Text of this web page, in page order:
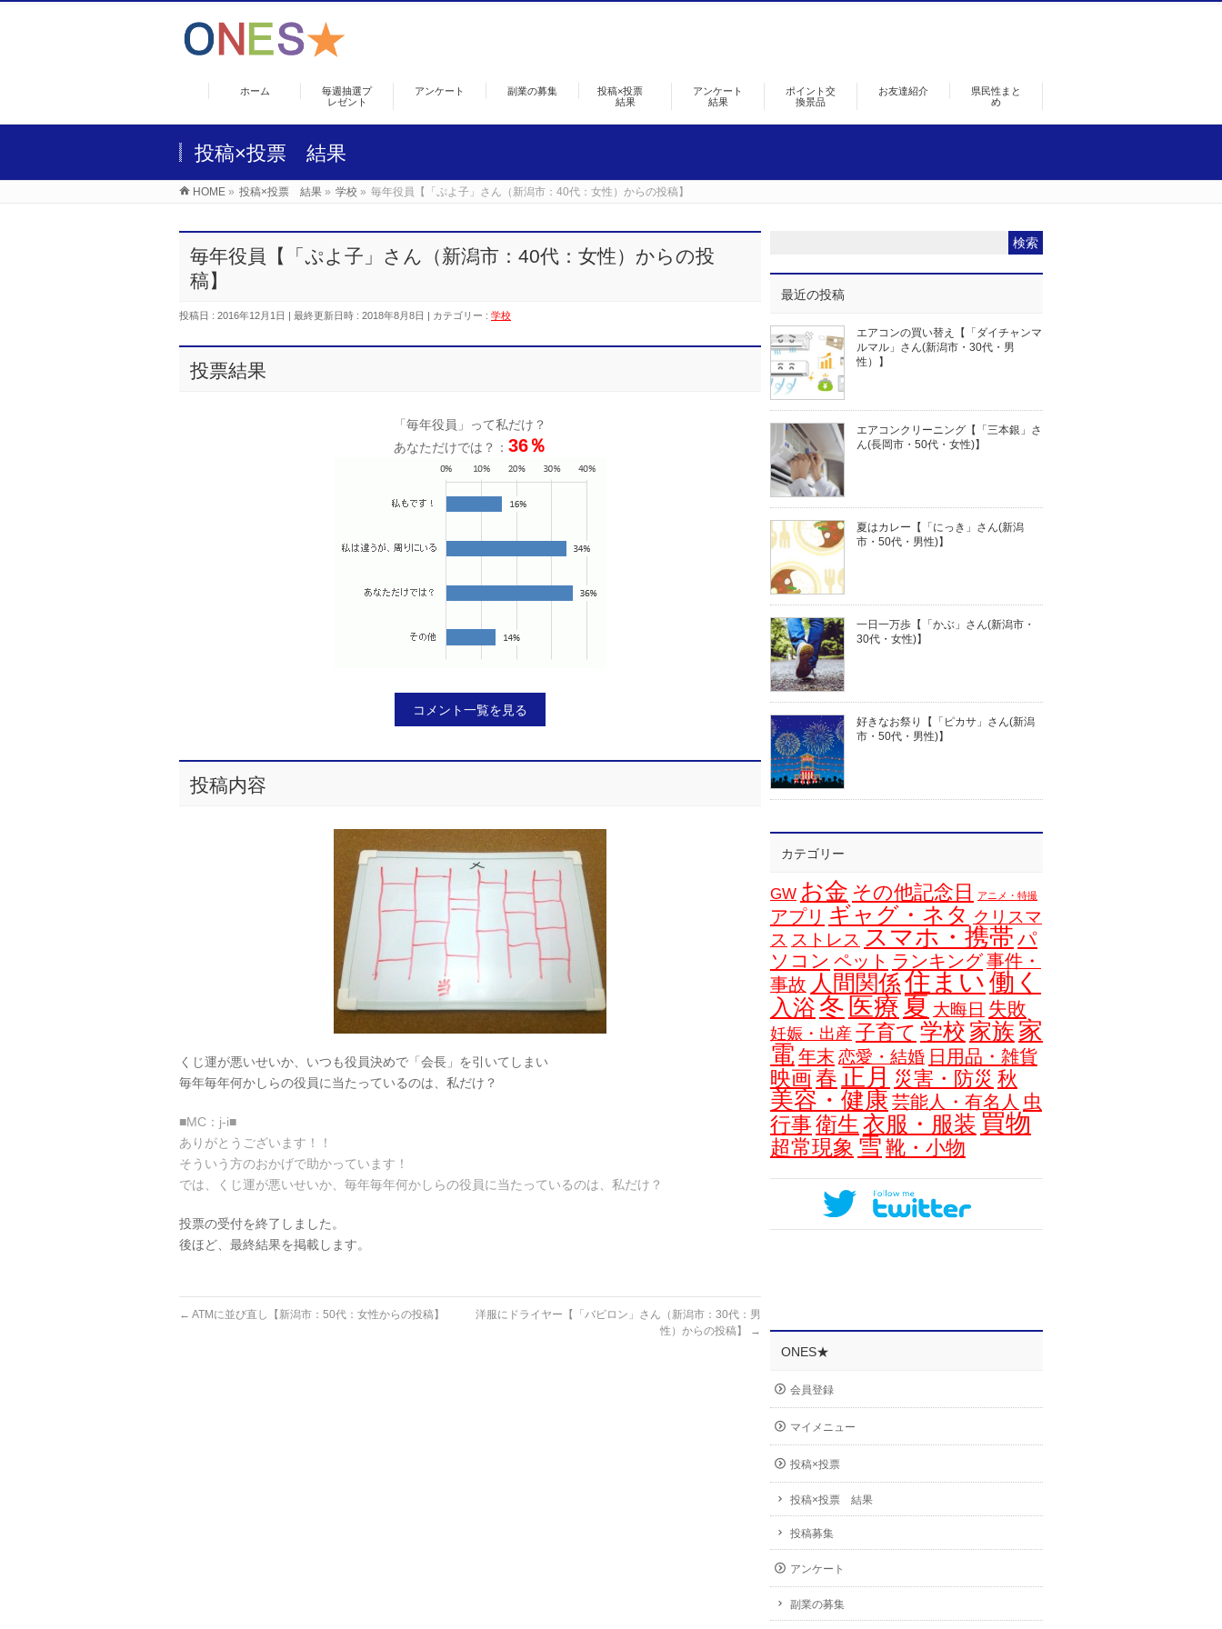
ホーム
毎週抽選プ
レゼント
アンケート 副業の募集
投稿×投票
結果
アンケート
結果
ポイント交
換景品
お友達紹介
県民性まと
め
投稿×投票 結果
HOME » 投稿×投票 結果 » 学校 » 毎年役員【「ぷよ子」さん（新潟市：40代：女性）からの投稿】
毎年役員【「ぷよ子」さん（新潟市：40代：女性）からの投
稿】
投稿日 : 2016年12月1日 最終更新日時 : 2018年8月8日 カテゴリー : 学校
投票結果
「毎年役員」って私だけ？
あなただけでは？： 36％
コメント一覧を見る
投稿内容
くじ運が悪いせいか、いつも役員決めで「会長」を引いてしまい
毎年毎年何かしらの役員に当たっているのは、私だけ？
■MC：j-i■
ありがとうございます！！
そういう方のおかげで助かっています！
では、くじ運が悪いせいか、毎年毎年何かしらの役員に当たっているのは、私だけ？
投票の受付を終了しました。
後ほど、最終結果を掲載します。
← ATMに並び直し【新潟市：50代：女性からの投稿】
洋服にドライヤー【「バビロン」さん（新潟市：30代：男
性）からの投稿】
→
最近の投稿
エアコンの買い替え【「ダイチャンマ
ルマル」さん(新潟市・30代・男
性）】
エアコンクリーニング【「三本銀」さ
ん(長岡市・50代・女性)】
夏はカレー【「にっき」さん(新潟
市・50代・男性)】
一日一万歩【「かぶ」さん(新潟市・
30代・女性)】
好きなお祭り【「ピカサ」さん(新潟
市・50代・男性)】
カテゴリー
GW お金 その他記念日 アニメ・特撮
アプリ ギャグ・ネタ クリスマ
ス ストレス スマホ・携帯 パ
ソコン ペット ランキング事件・
事故 人間関係住まい働く
入浴 冬 医療夏 大晦日 失敗
妊娠・出産 子育て 学校 家族 家
電 年末 恋愛・結婚 日用品・雑貨
映画春 正月 災害・防災 秋
美容・健康 芸能人・有名人 虫
行事衛生 衣服・服装 買物
超常現象 雪 靴・小物
ONES★
会員登録
マイメニュー
投稿×投票
投稿×投票 結果
投稿募集
アンケート
副業の募集